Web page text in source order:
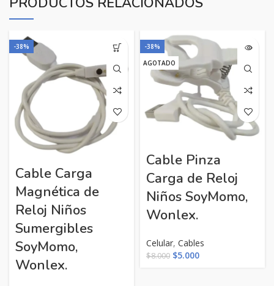
-38%
Cable Carga
Magnética de
Reloj Niños
Sumergibles
SoyMomo,
Wonlex.
-38%
AGOTADO
Cable Pinza
Carga de Reloj
Niños SoyMomo,
Wonlex.
Celular, Cables
$8.000 El
$5.000El